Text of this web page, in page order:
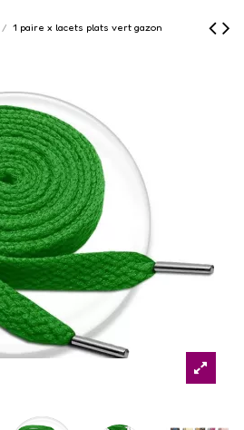
1 paire x lacets plats vert gazon